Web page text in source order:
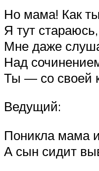
Но мама! Как
Я тут
Мне даже
Над
Ты — со своей
Ведущий:
Поникла мама
А сын сидит